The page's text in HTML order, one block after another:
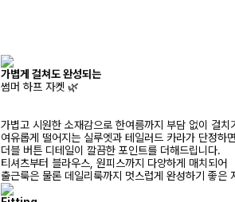
가볍게 걸쳐도 완성되는
썸머 하프 자켓 🌿
가볍고 시원한 소재감으로 한여름까지 부담 없이 걸
여유롭게 떨어지는 실루엣과 테일러드 카라가 단정하
더블 버튼 디테일이 깔끔한 포인트를 더해드립니다.
티셔츠부터 블라우스, 원피스까지 다양하게 매치되어
출근룩은 물론 데일리룩까지 멋스럽게 완성하기 좋은